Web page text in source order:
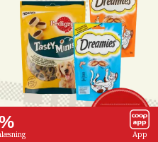
App
Pedigree- eller
Dreamies snacks
Flere varianter. 60-140
g. Kg-pris maks.